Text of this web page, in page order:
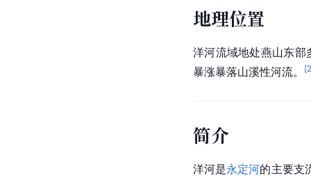
地理位置
洋河流域地处燕山东部
暴涨暴落山溪性河流。
[
简介
洋河是永定河的主要支